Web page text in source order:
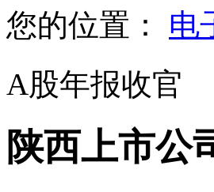
您的位置： 电
A股年报收官
陕西上市公